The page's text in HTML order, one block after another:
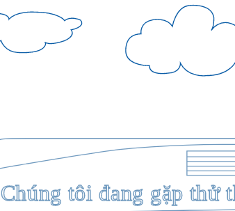
Chúng tôi đang gặp thử